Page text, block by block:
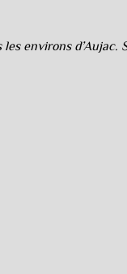
environs